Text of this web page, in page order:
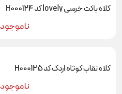
کلاه باکت خرسی lovely کد H000124
ناموجود
کلاه نقاب کوتاه اردک کد H000125
ناموجود